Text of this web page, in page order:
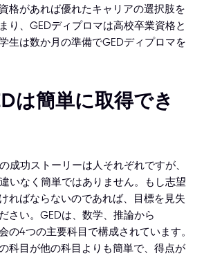
格があれば優れたキャリアの選択肢を
り、GEDディプロマは高校卒業資格と
生は数か月の準備でGEDディプロマを
は簡単に取得でき
成功ストーリーは人それぞれですが、
いなく簡単ではありません。もし志望
ればならないのであれば、目標を見失
さい。GEDは、数学、推論から
の4つの主要科目で構成されています。
科目が他の科目よりも簡単で、得点が